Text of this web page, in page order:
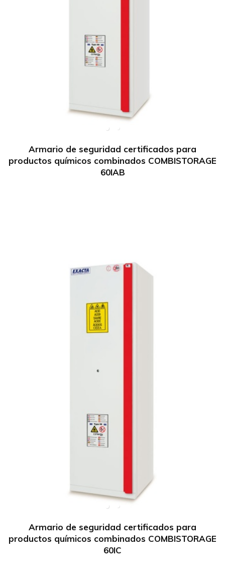
Armario de seguridad certificados para
productos químicos combinados COMBISTORAGE
60IAB
Armario de seguridad certificados para
productos químicos combinados COMBISTORAGE
60IC